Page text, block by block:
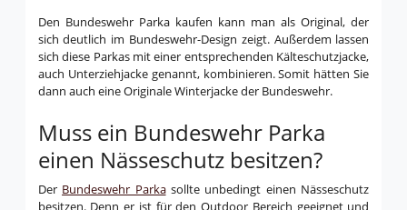
Den Bundeswehr Parka kaufen kann man als Original, der
sich deutlich im Bundeswehr-Design zeigt. Außerdem lassen
sich diese Parkas mit einer entsprechenden Kälteschutzjacke,
auch Unterziehjacke genannt, kombinieren. Somit hätten Sie
dann auch eine Originale Winterjacke der Bundeswehr.
Muss ein Bundeswehr Parka
einen Nässeschutz besitzen?
Der Bundeswehr Parkasollte unbedingt einen Nässeschutz
besitzen. Denn er ist für den Outdoor Bereich geeignet und